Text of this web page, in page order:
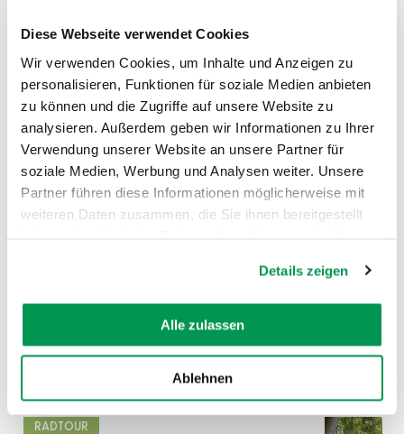
Diese Webseite verwendet Cookies
Wir verwenden Cookies, um Inhalte und Anzeigen zu
personalisieren, Funktionen für soziale Medien anbieten
zu können und die Zugriffe auf unsere Website zu
analysieren. Außerdem geben wir Informationen zu Ihrer
Verwendung unserer Website an unsere Partner für
soziale Medien, Werbung und Analysen weiter. Unsere
Partner führen diese Informationen möglicherweise mit
weiteren Daten zusammen, die Sie ihnen bereitgestellt
Details zeigen
Alle zulassen
Ablehnen
3
"Geschichtstour": Krumbach,
Balzhausen, Ursberg
Über 900 Jahre Geschichte von Kloster Ursberg
und Dominikus-Ringeisen-Werk, die Grabstätte
von Dominikus Ringeisen (1835 bis 1904) und ein
besonderer Kreuzweg bei Balzhausen: Das ist
35,1 km 2:24 h
205 m -
mehr
dazu
RADTOUR
mehr
dazu